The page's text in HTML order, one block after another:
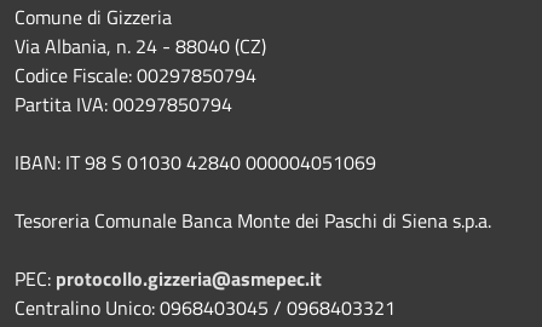
Comune di Gizzeria
Via Albania, n. 24 - 88040 (CZ)
Codice Fiscale: 00297850794
Partita IVA: 00297850794
IBAN: IT 98 S 01030 42840 000004051069
Tesoreria Comunale Banca Monte dei Paschi di Siena s.p.a.
PEC: protocollo.gizzeria@asmepec.it
Centralino Unico: 0968403045 / 0968403321